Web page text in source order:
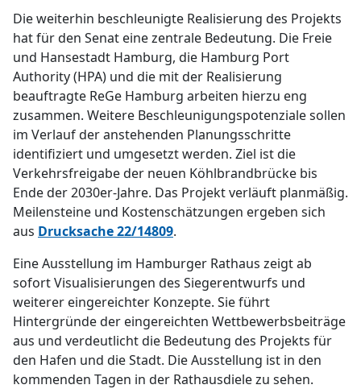
Die weiterhin beschleunigte Realisierung des Projekts
hat für den Senat eine zentrale Bedeutung. Die Freie
und Hansestadt Hamburg, die Hamburg Port
Authority (HPA) und die mit der Realisierung
beauftragte ReGe Hamburg arbeiten hierzu eng
zusammen. Weitere Beschleunigungspotenziale sollen
im Verlauf der anstehenden Planungsschritte
identifiziert und umgesetzt werden. Ziel ist die
Verkehrsfreigabe der neuen Köhlbrandbrücke bis
Ende der 2030er-Jahre. Das Projekt verläuft planmäßig.
Meilensteine und Kostenschätzungen ergeben sich
aus Drucksache 22/14809.
Eine Ausstellung im Hamburger Rathaus zeigt ab
sofort Visualisierungen des Siegerentwurfs und
weiterer eingereichter Konzepte. Sie führt
Hintergründe der eingereichten Wettbewerbsbeiträge
aus und verdeutlicht die Bedeutung des Projekts für
den Hafen und die Stadt. Die Ausstellung ist in den
kommenden Tagen in der Rathausdiele zu sehen.